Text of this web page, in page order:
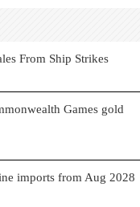
From Ship Strikes
Games gold
imports from Aug 2028